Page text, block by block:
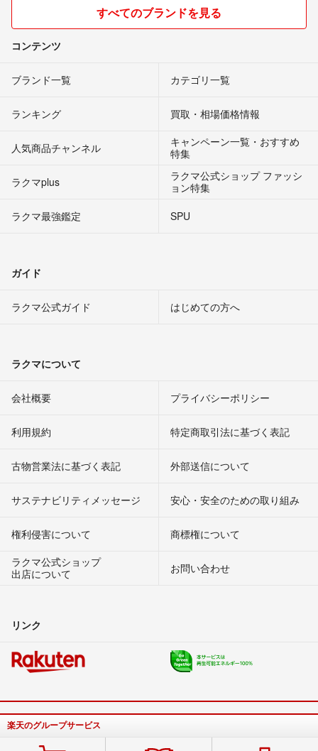
すべてのブランドを見る
コンテンツ
ブランド一覧 カテゴリ一覧
ランキング 買取・相場価格情報
人気商品チャンネル
キャンペーン一覧・おすすめ
特集
ラクマplus
ラクマ公式ショップ ファッシ
ョン特集
ラクマ最強鑑定
SPU
ガイド
ラクマ公式ガイド はじめての方へ
ラクマについて
会社概要 プライバシーポリシー
利用規約 特定商取引法に基づく表記
古物営業法に基づく表記 外部送信について
サステナビリティメッセージ 安心・安全のための取り組み
権利侵害について
商標権について
ラクマ公式ショップ
出店について
お問い合わせ
リンク
楽天のグループサービス